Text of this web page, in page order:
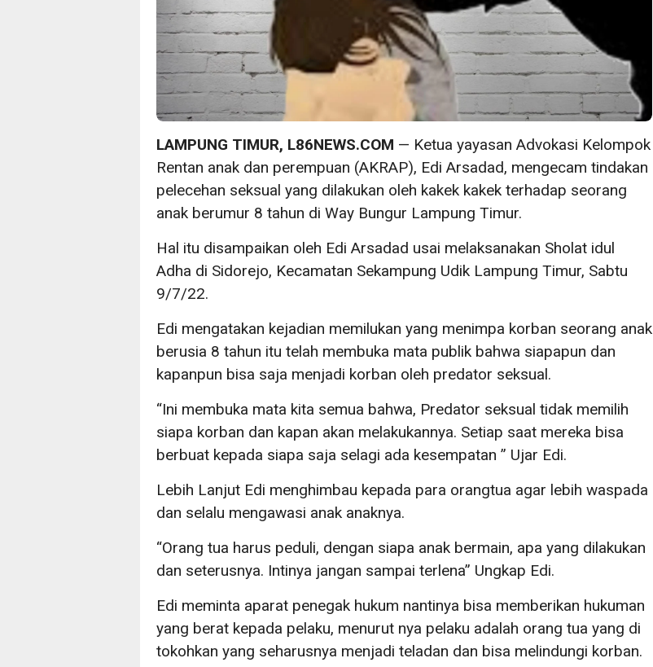
LAMPUNG TIMUR, L86NEWS.COM — Ketua yayasan Advokasi Kelompok
Rentan anak dan perempuan (AKRAP), Edi Arsadad, mengecam tindakan
pelecehan seksual yang dilakukan oleh kakek kakek terhadap seorang
anak berumur 8 tahun di Way Bungur Lampung Timur.
Hal itu disampaikan oleh Edi Arsadad usai melaksanakan Sholat idul
Adha di Sidorejo, Kecamatan Sekampung Udik Lampung Timur, Sabtu
9/7/22.
Edi mengatakan kejadian memilukan yang menimpa korban seorang anak
berusia 8 tahun itu telah membuka mata publik bahwa siapapun dan
kapanpun bisa saja menjadi korban oleh predator seksual.
“Ini membuka mata kita semua bahwa, Predator seksual tidak memilih
siapa korban dan kapan akan melakukannya. Setiap saat mereka bisa
berbuat kepada siapa saja selagi ada kesempatan ” Ujar Edi.
Lebih Lanjut Edi menghimbau kepada para orangtua agar lebih waspada
dan selalu mengawasi anak anaknya.
“Orang tua harus peduli, dengan siapa anak bermain, apa yang dilakukan
dan seterusnya. Intinya jangan sampai terlena” Ungkap Edi.
Edi meminta aparat penegak hukum nantinya bisa memberikan hukuman
yang berat kepada pelaku, menurut nya pelaku adalah orang tua yang di
tokohkan yang seharusnya menjadi teladan dan bisa melindungi korban.